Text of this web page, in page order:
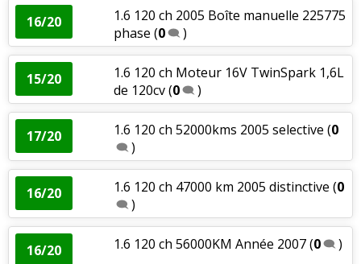
16/20
1.6 120 ch 2005 Boîte manuelle 225775
phase (0 )
15/20
1.6 120 ch Moteur 16V TwinSpark 1,6L
de 120cv(0 )
17/20 1.6 120 ch 52000kms 2005 selective (0
)
16/20 1.6 120 ch 47000 km 2005 distinctive (0
)
16/20 1.6 120 ch 56000KM Année 2007(0 )